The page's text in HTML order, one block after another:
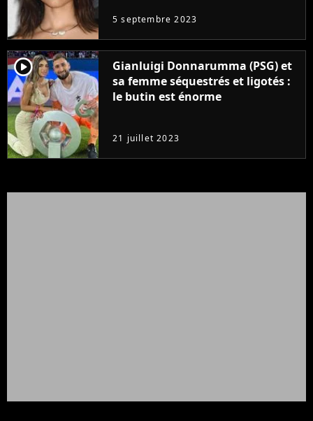
5 septembre 2023
player2
Gianluigi Donnarumma (PSG) et
sa femme séquestrés et ligotés :
le butin est énorme
21 juillet 2023